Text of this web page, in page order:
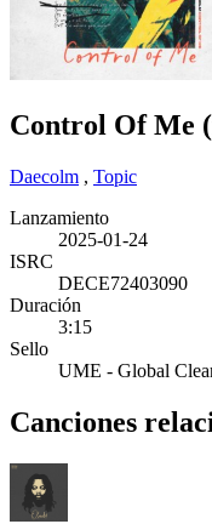
Control Of Me
Daecolm , Topic
Lanzamiento
2025-01-24
ISRC
DECE72403090
Duración
3:15
Sello
UME - Global
Canciones